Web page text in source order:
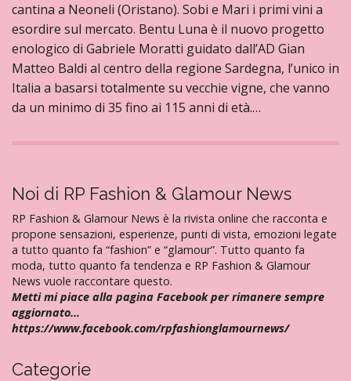
cantina a Neoneli (Oristano). Sobi e Mari i primi vini a
esordire sul mercato. Bentu Luna è il nuovo progetto
enologico di Gabriele Moratti guidato dall’AD Gian
Matteo Baldi al centro della regione Sardegna, l’unico in
Italia a basarsi totalmente su vecchie vigne, che vanno
da un minimo di 35 fino ai 115 anni di età.…
Noi di RP Fashion & Glamour News
RP Fashion & Glamour News è la rivista online che racconta e
propone sensazioni, esperienze, punti di vista, emozioni legate
a tutto quanto fa “fashion” e “glamour”. Tutto quanto fa
moda, tutto quanto fa tendenza e RP Fashion & Glamour
News vuole raccontare questo.
Metti mi piace alla pagina Facebook per rimanere sempre
aggiornato…
https://www.facebook.com/rpfashionglamournews/
Categorie